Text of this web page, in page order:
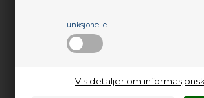
Funksjonelle
Vis detaljer om